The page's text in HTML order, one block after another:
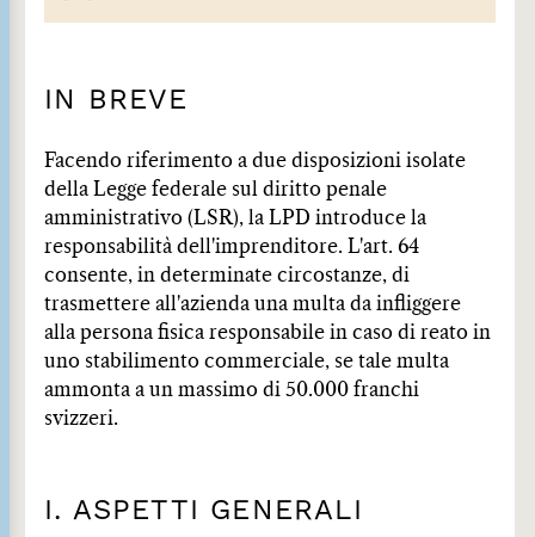
IN BREVE
Facendo riferimento a due disposizioni isolate
della Legge federale sul diritto penale
amministrativo (LSR), la LPD introduce la
responsabilità dell'imprenditore. L'art. 64
consente, in determinate circostanze, di
trasmettere all'azienda una multa da infliggere
alla persona fisica responsabile in caso di reato in
uno stabilimento commerciale, se tale multa
ammonta a un massimo di 50.000 franchi
svizzeri.
I. ASPETTI GENERALI